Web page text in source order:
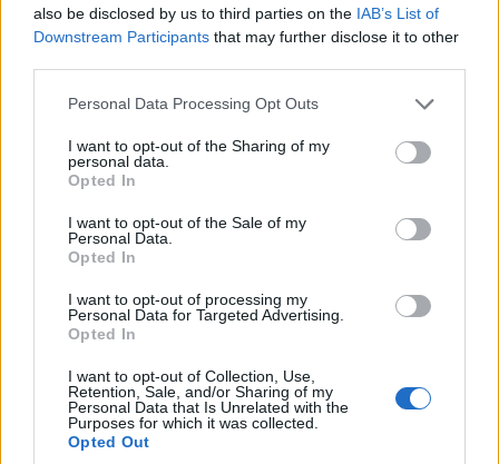
also be disclosed by us to third parties on the IAB’s List of
Downstream Participants that may further disclose it to other
Please note that this website/app uses one or more Google
not limited to your visit or usage behaviour. You may click to
grant or deny consent to Google and its third-party tags to
use your data for below specified purposes in below Google
consent section.
Personal Data Processing Opt Outs
I want to opt-out of the Sharing of my
personal data.
Opted In
I want to opt-out of the Sale of my
Personal Data.
Opted In
I want to opt-out of processing my
Personal Data for Targeted Advertising.
Opted In
I want to opt-out of Collection, Use,
Retention, Sale, and/or Sharing of my
Personal Data that Is Unrelated with the
Purposes for which it was collected.
Opted Out
ΑΘΛΗΤΙΣΜΟΣ
Ηλίας Ηλιάσκος: Ο μορφωμένος
Κωνσταντινουπολίτης επιθετικός με την
αντιστασιακή δράση
6/08/2026 - 12:21μμ